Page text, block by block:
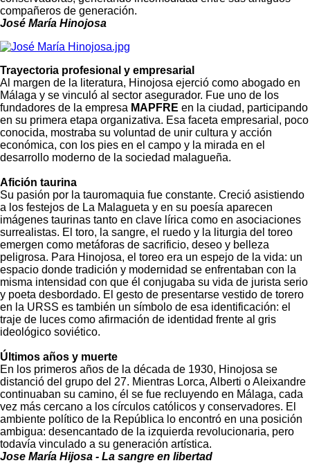
compañeros de generación.
José María Hinojosa
Trayectoria profesional y empresarial
Al margen de la literatura, Hinojosa ejerció como abogado en
Málaga y se vinculó al sector asegurador. Fue uno de los
fundadores de la empresa MAPFRE en la ciudad, participando
en su primera etapa organizativa. Esa faceta empresarial, poco
conocida, mostraba su voluntad de unir cultura y acción
económica, con los pies en el campo y la mirada en el
desarrollo moderno de la sociedad malagueña.
Afición taurina
Su pasión por la tauromaquia fue constante. Creció asistiendo
a los festejos de La Malagueta y en su poesía aparecen
imágenes taurinas tanto en clave lírica como en asociaciones
surrealistas. El toro, la sangre, el ruedo y la liturgia del toreo
emergen como metáforas de sacrificio, deseo y belleza
peligrosa. Para Hinojosa, el toreo era un espejo de la vida: un
espacio donde tradición y modernidad se enfrentaban con la
misma intensidad con que él conjugaba su vida de jurista serio
y poeta desbordado. El gesto de presentarse vestido de torero
en la URSS es también un símbolo de esa identificación: el
traje de luces como afirmación de identidad frente al gris
ideológico soviético.
Últimos años y muerte
En los primeros años de la década de 1930, Hinojosa se
distanció del grupo del 27. Mientras Lorca, Alberti o Aleixandre
continuaban su camino, él se fue recluyendo en Málaga, cada
vez más cercano a los círculos católicos y conservadores. El
ambiente político de la República lo encontró en una posición
ambigua: desencantado de la izquierda revolucionaria, pero
todavía vinculado a su generación artística.
Jose María Hijosa - La sangre en libertad